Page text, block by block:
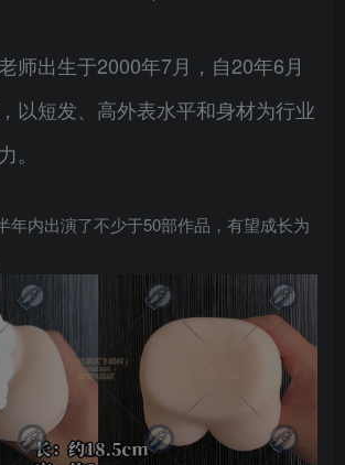
师出生于2000年7月，自20年6月
以短发、高外表水平和身材为行业
。
年内出演了不少于50部作品，有望成长为